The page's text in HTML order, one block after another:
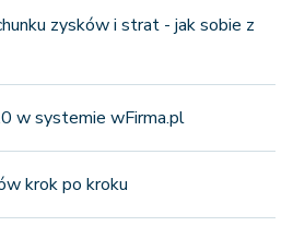
zysków i strat - jak sobie z
w systemie wFirma.pl
krok po kroku